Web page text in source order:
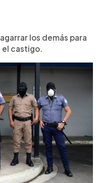
los demás para
el castigo.